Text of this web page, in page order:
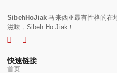
SibehHoJiak 马来西亚最有性格的在
滋味，Sibeh Ho Jiak！
快速链接
首页